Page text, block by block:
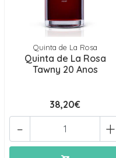
Quinta de La Rosa
Quinta de La Rosa
Tawny 20 Anos
38,20€
+
-